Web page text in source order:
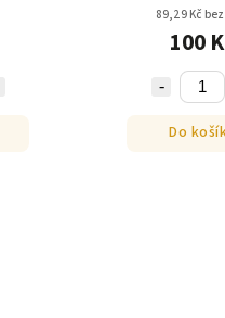
89,29 Kč bez
100
Do